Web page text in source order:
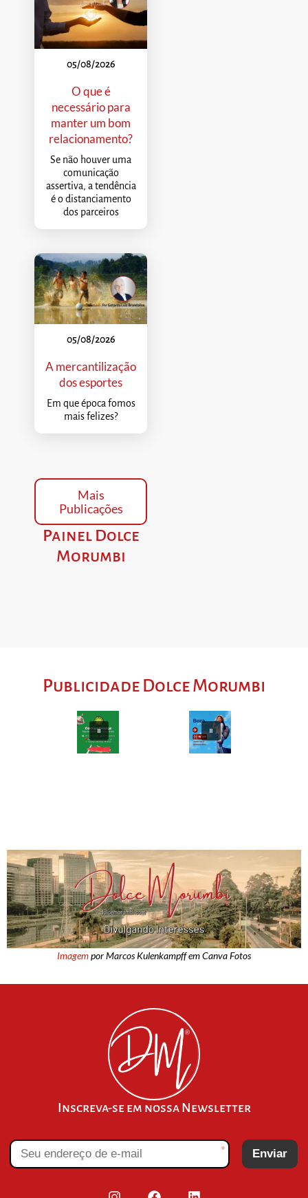
05/08/2026
O que é
necessário para
manter um bom
relacionamento?
Se não houver uma
comunicação
assertiva, a tendência
é o distanciamento
dos parceiros
05/08/2026
A mercantilização
dos esportes
Em que época fomos
mais felizes?
Mais
Publicações
Painel Dolce
Morumbi
Publicidade Dolce Morumbi
Imagempor Marcos Kulenkampff em Canva Fotos
Inscreva-se em nossa Newsletter
* Enviar